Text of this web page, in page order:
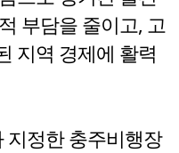
부담을 줄이고, 고
지역 경제에 활력
지정한 충주비행장